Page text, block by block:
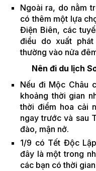
Ngoài ra, do nằm
có thêm một lựa
Điện Biên, các
điều do xuất
thường vào nửa
Nên đi du lịch
Nếu đi Mộc Châu
khoảng thời gian
thời điểm hoa cải
ngay trước và sau
đào, mận nở.
1/9 có Tết Độc
đây là một trong
các bạn có thời